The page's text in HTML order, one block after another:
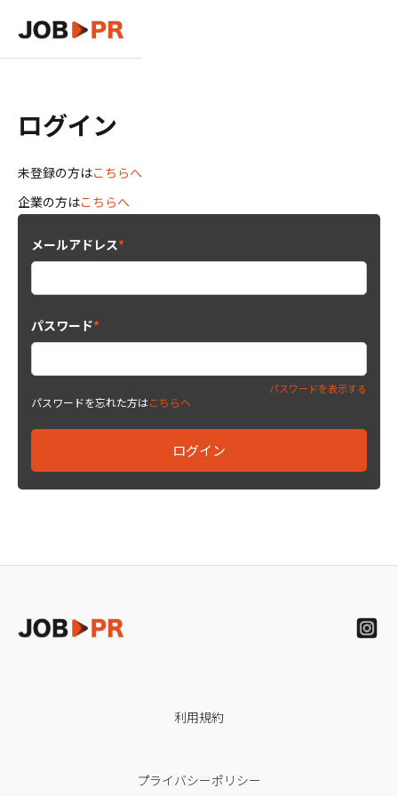
ログイン
未登録の方はこちらへ
企業の方はこちらへ
メールアドレス*
パスワード*
パスワードを表示する
パスワードを忘れた方はこちらへ
利用規約
プライバシーポリシー